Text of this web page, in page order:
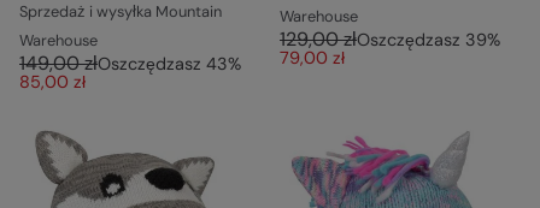
Sprzedaż i wysyłka Mountain
Warehouse
149,00 złOszczędzasz 43%
85,00 zł
Warehouse
129,00 złOszczędzasz 39%
79,00 zł